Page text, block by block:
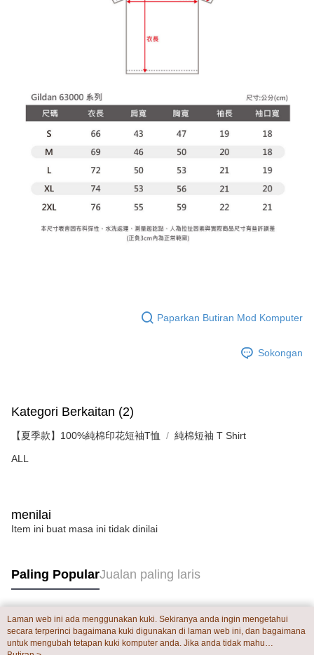
3. Sila baca syarat perkhidmatan pengguna secara lengkap melalui
Paparkan Butiran Mod Komputer
Sokongan
Kategori Berkaitan (2)
【夏季款】100%純棉印花短袖T恤 純棉短袖 T Shirt
ALL
menilai
Item ini buat masa ini tidak dinilai
Paling PopularJualan paling laris
Tag Popular
Laman web ini ada menggunakan kuki. Sekiranya anda ingin mengetahui
secara terperinci bagaimana kuki digunakan di laman web ini, dan bagaimana
untuk mengubah tetapan kuki komputer anda. Jika anda tidak mahu